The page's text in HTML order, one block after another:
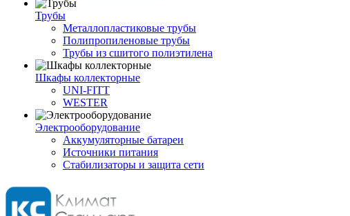
Трубы
Металлопластиковые трубы
Полипропиленовые трубы
Трубы из сшитого полиэтилена
Шкафы коллекторные
UNI-FITT
WESTER
Электрооборудование
Аккумуляторные батареи
Источники питания
Стабилизаторы и защита сети